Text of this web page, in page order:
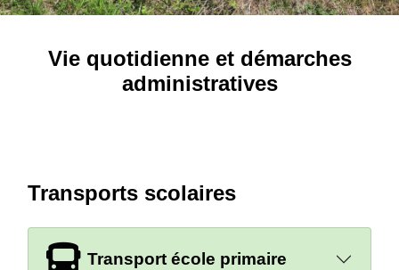
Vie quotidienne et démarches
administratives
Transports scolaires
Transport école primaire